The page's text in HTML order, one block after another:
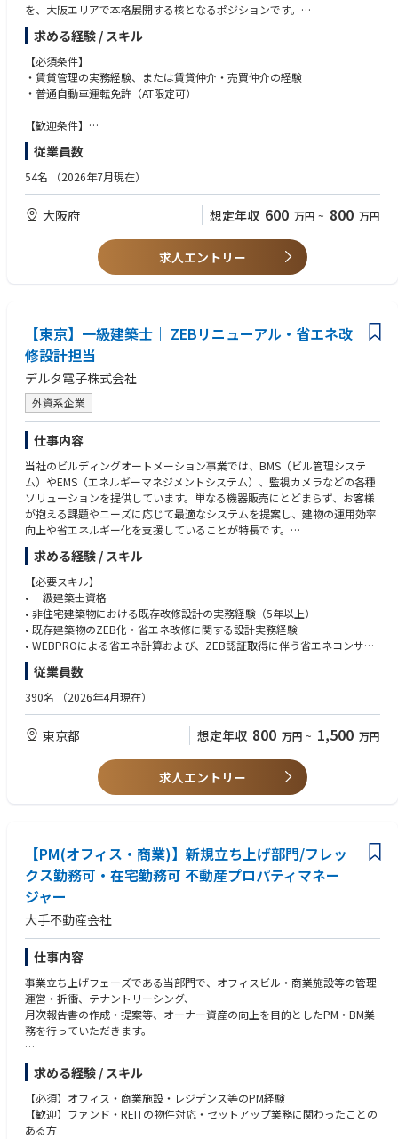
を、大阪エリアで本格展開する核となるポジションです。
当初は管理戸数0からのスタートですが、営業部門（収益不動産の売買）
と連携し、管理受託営業から管理体制の構築、実際のPM実務まで幅広く
お任せします。管理受託営業から組織の基盤づくりまで、大きな裁量を持
って推進していただきます。
般を担当いただきます。
■業務詳細
・管理体制の構築：大阪エリアにおける管理物件の選定、効率的な管理フ
ロー策定（DXツール活用）や勝てる組織作りを担います。
・管理受託営業：オーナー様へのアプローチ、新規管理契約獲得を推進し
ます。
益性向上策を立案・提案します。
・PM実務：リーシング戦略の立案・実行、収支管理、現場確認・トラブ
収益一棟マンション・オフィスビル・商業ビル・複合施設・底地・駐車場
など（自社保有・再生・開発・販売中の資産を含む）
現在の管理棟数は100棟ほど（うち自社保有物件：約50棟）
求める経験 / スキル
【必須条件】
・賃貸管理の実務経験、または賃貸仲介・売買仲介の経験
・普通自動車運転免許（AT限定可）
【歓迎条件】
・宅地建物取引士、賃貸不動産経営管理士、管理業務主任者のいずれかの
資格
・投資用不動産（1棟収益マンション等）の管理経験
従業員数
54名 （2026年7月現在）
大阪府 想定年収 600 万円 ~ 800 万円
求人エントリー
【東京】一級建築士｜ ZEBリニューアル・省エネ改
修設計担当
デルタ電子株式会社
外資系企業
仕事内容
当社のビルディングオートメーション事業では、BMS（ビル管理システ
ム）やEMS（エネルギーマネジメントシステム）、監視カメラなどの各種
ソリューションを提供しています。単なる機器販売にとどまらず、お客様
が抱える課題やニーズに応じて最適なシステムを提案し、建物の運用効率
向上や省エネルギー化を支援していることが特長です。
また、これまで培ってきたビル設備・エネルギーマネジメント分野の豊富
なノウハウを活かし、現在はZEBリニューアル事業の拡大にも注力してい
ます。既存建築物を対象に、調査・診断から設計、省エネ提案、ZEB認証
取得支援までをワンストップで提供できる体制の構築を進めています。
脱炭素化や省エネルギー化への社会的ニーズが高まる中、お客様の建物価
います。
<仕事内容>
ZEBリニューアル案件における改修設計および省エネコンサルティングを
お任せします。具体的には、既存建築物の調査・診断から、バリューアッ
ェクトを主導していただくことをミッションとしています。
ティング業務
・建物の価値向上を目的としたバリューアップ企画の立案および顧客提案
・CASBEE、LEEDなど各種環境認証の取得支援・申請対応
・顧客、協力会社、社内関係部門との調整・折衝およびプロジェクトマネ
ジメント
・調査・企画・設計から認証取得まで、一連のプロセスを主担当として推
進
〈その他〉
・国内出張あり
求める経験 / スキル
【必要スキル】
• 一級建築士資格
• 非住宅建築物における既存改修設計の実務経験（5年以上）
• 既存建築物のZEB化・省エネ改修に関する設計実務経験
• WEBPROによる省エネ計算および、ZEB認証取得に伴う省エネコンサル
ティング経験
【歓迎スキル】
・エネルギー管理士資格
・CASBEE、LEED等の環境認証に関する知識・実務経験
・組織設計事務所またはゼネコン設計部での実務経験
【求める人物像】
・チームワークを大切にし、組織全体の成果向上に貢献できる方
従業員数
390名 （2026年4月現在）
東京都 想定年収 800 万円 ~ 1,500 万円
求人エントリー
【PM(オフィス・商業)】新規立ち上げ部門/フレッ
クス勤務可・在宅勤務可 不動産プロパティマネー
ジャー
大手不動産会社
仕事内容
事業立ち上げフェーズである当部門で、オフィスビル・商業施設等の管理
運営・折衝、テナントリーシング、
月次報告書の作成・提案等、オーナー資産の向上を目的としたPM・BM業
務を行っていただきます。
【具体的には】
■テナント管理(クレーム対応等)■入金管理(督促関連含む)■建物管理■室
内設備不具合による顧客窓口対応
■月次レポート確認■管理物件の周辺相場家賃リサーチ■リーシング関連
業務 等
求める経験 / スキル
【必須】オフィス・商業施設・レジデンス等のPM経験
【歓迎】ファンド・REITの物件対応・セットアップ業務に関わったことの
ある方